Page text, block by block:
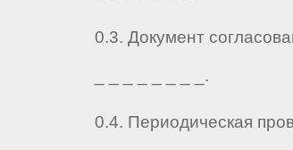
0.3. Документ
_ _ _ _ _ _ _ _.
0.4. Периодическая